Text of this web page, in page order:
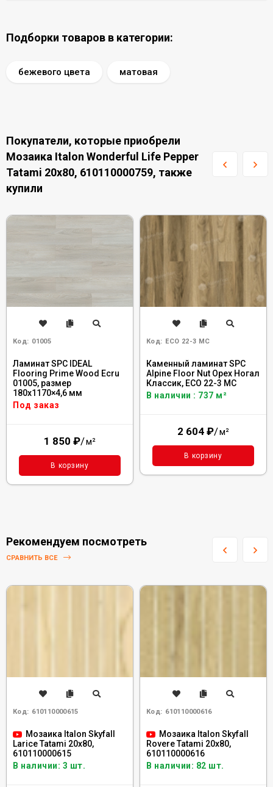
Подборки товаров в категории:
бежевого цвета матовая
Покупатели, которые приобрели
Мозаика Italon Wonderful Life Pepper
Tatami 20x80, 610110000759, также
купили
Код: 01005
Ламинат SPC IDEAL
Flooring Prime Wood Ecru
01005, размер
180x1170×4,6 мм
Под заказ
1 850 ₽/м²
В корзину
Код: ECO 22-3 MC
Каменный ламинат SPC
Alpine Floor Nut Орех Ногал
Классик, ECO 22-3 MC
В наличии : 737 м²
2 604 ₽/м²
В корзину
Рекомендуем посмотреть
СРАВНИТЬ ВСЕ
Код: 610110000615
Мозаика Italon Skyfall
Larice Tatami 20x80,
610110000615
В наличии: 3 шт.
Код: 610110000616
Мозаика Italon Skyfall
Rovere Tatami 20x80,
610110000616
В наличии: 82 шт.